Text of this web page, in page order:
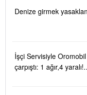
Denize girmek
İşçi Servisiyle Oromobil
çarpıştı: 1 ağır,4